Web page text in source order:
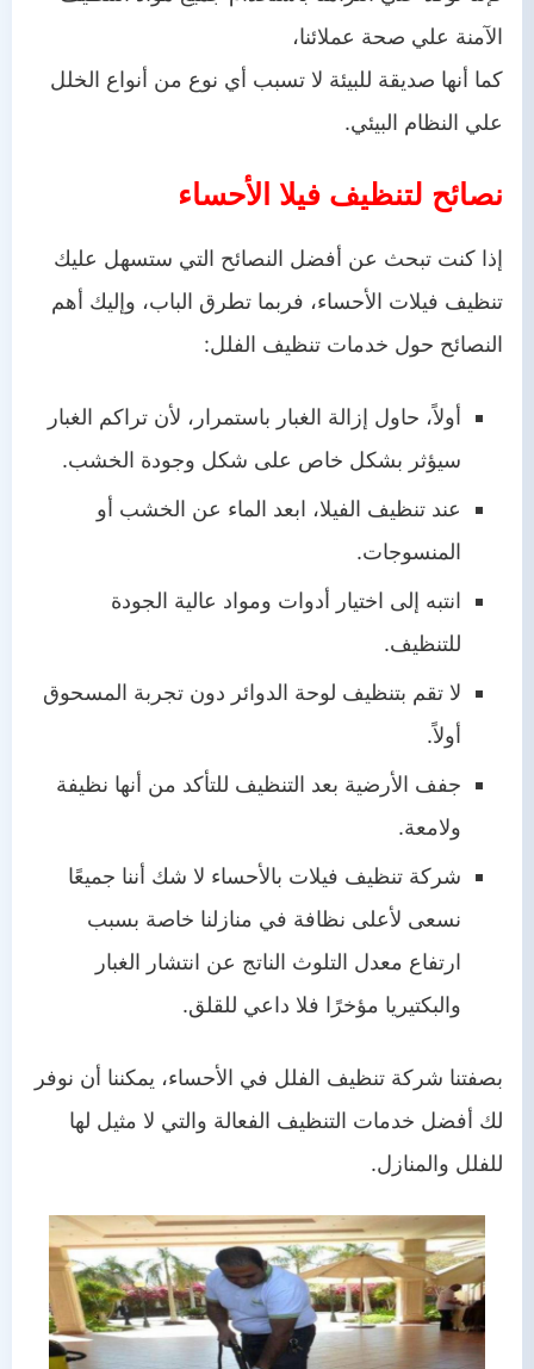
الآمنة علي صحة عملائنا،
كما أنها صديقة للبيئة لا تسبب أي نوع من أنواع الخلل
علي النظام البيئي.
نصائح لتنظيف فيلا الأحساء
إذا كنت تبحث عن أفضل النصائح التي ستسهل عليك
تنظيف فيلات الأحساء، فربما تطرق الباب، وإليك أهم
النصائح حول خدمات تنظيف الفلل:
أولاً، حاول إزالة الغبار باستمرار، لأن تراكم الغبار
سيؤثر بشكل خاص على شكل وجودة الخشب.
عند تنظيف الفيلا، ابعد الماء عن الخشب أو
المنسوجات.
انتبه إلى اختيار أدوات ومواد عالية الجودة
للتنظيف.
لا تقم بتنظيف لوحة الدوائر دون تجربة المسحوق
أولاً.
جفف الأرضية بعد التنظيف للتأكد من أنها نظيفة
ولامعة.
شركة تنظيف فيلات بالأحساء لا شك أننا جميعًا
نسعى لأعلى نظافة في منازلنا خاصة بسبب
ارتفاع معدل التلوث الناتج عن انتشار الغبار
والبكتيريا مؤخرًا فلا داعي للقلق.
بصفتنا شركة تنظيف الفلل في الأحساء، يمكننا أن نوفر
لك أفضل خدمات التنظيف الفعالة والتي لا مثيل لها
للفلل والمنازل.